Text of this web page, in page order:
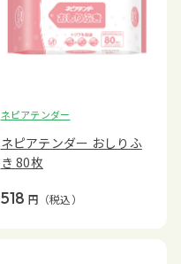
ネピアテンダー
ネピアテンダー おしりふ
き 80枚
518 円 （税込）